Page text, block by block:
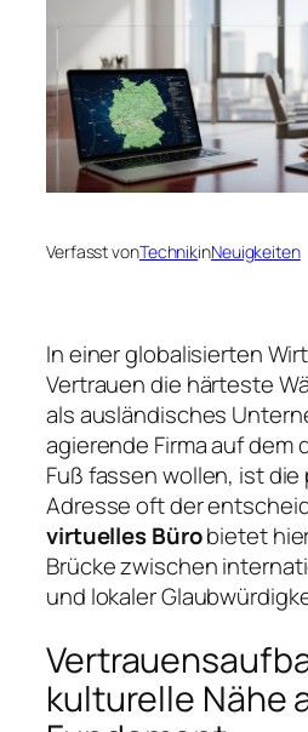
Verfasst vonTechnikinNeuigkeiten
In einer globalisierten
Vertrauen die härteste
als ausländisches
agierende Firma auf dem
Fuß fassen wollen, ist
Adresse oft der
virtuelles Bürobietet
Brücke zwischen
und lokaler
kulturelle Nähe